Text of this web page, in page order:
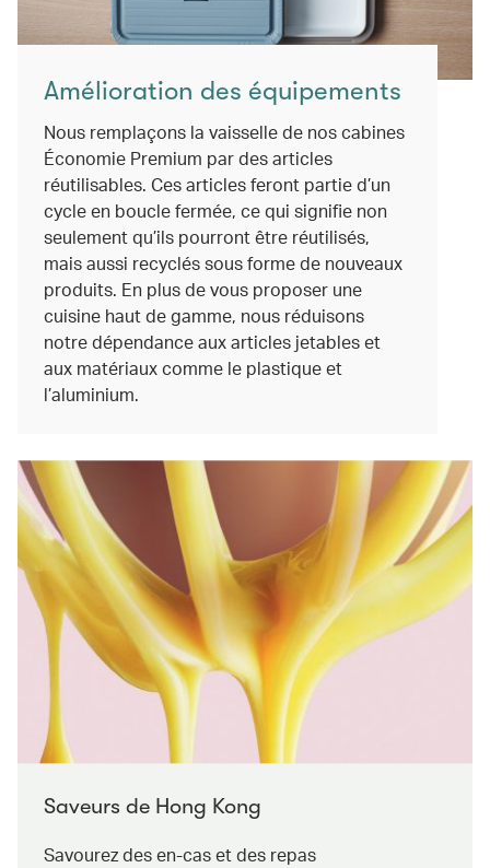
Amélioration des équipements
Nous remplaçons la vaisselle de nos cabines
Économie Premium par des articles
réutilisables. Ces articles feront partie d’un
cycle en boucle fermée, ce qui signifie non
seulement qu’ils pourront être réutilisés,
mais aussi recyclés sous forme de nouveaux
produits. En plus de vous proposer une
cuisine haut de gamme, nous réduisons
notre dépendance aux articles jetables et
aux matériaux comme le plastique et
l’aluminium.
Saveurs de Hong Kong
Savourez des en-cas et des repas